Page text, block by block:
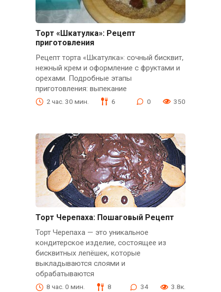
Торт «Шкатулка»: Рецепт
приготовления
Рецепт торта «Шкатулка»: сочный бисквит,
нежный крем и оформление с фруктами и
орехами. Подробные этапы
приготовления: выпекание
2 час. 30 мин. 6 0 350
Торт Черепаха: Пошаговый Рецепт
Торт Черепаха — это уникальное
кондитерское изделие, состоящее из
бисквитных лепёшек, которые
выкладываются слоями и
обрабатываются
8 час. 0 мин. 8 34 3.8к.